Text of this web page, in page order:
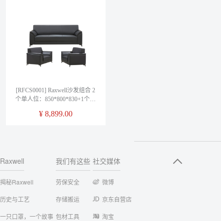
[RFCS0001] Raxwell沙发组合 2
个单人位：850*800*830+1个三
¥ 8,899.00
Raxwell
揭秘Raxwell
历史与工艺
一只口罩，一个故事
我们有这些
劳保安全
存储搬运
包材工具
社交媒体
微博
京东自营店
淘宝